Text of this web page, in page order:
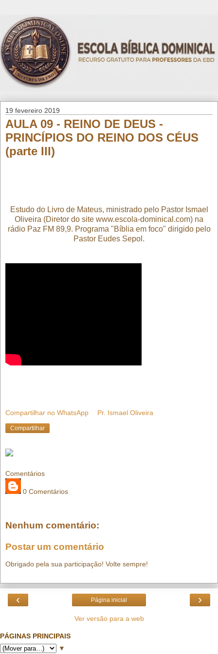
19 fevereiro 2019
AULA 09 - REINO DE DEUS -
PRINCÍPIOS DO REINO DOS CÉUS
(parte III)
Estudo do Livro de Mateus, ministrado pelo Pastor Ismael
Oliveira (Diretor do site www.escola-dominical.com) na
rádio Paz FM 89,9. Programa "Bíblia em foco" dirigido pelo
Pastor Eudes Sepol.
Compartilhar no WhatsApp Pr. Ismael Oliveira
Compartilhar
Comentários
0 Comentários
Nenhum comentário:
Postar um comentário
Obrigado pela sua participação! Volte sempre!
‹ ›
Página inicial
Ver versão para a web
PÁGINAS PRINCIPAIS
▼